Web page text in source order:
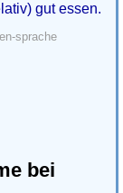
gut essen.
sprache
bei